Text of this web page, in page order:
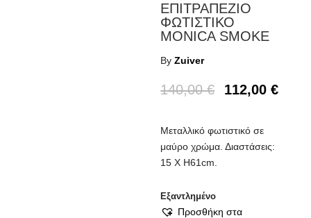
ΕΠΙΤΡΑΠΕΖΙΟ
ΦΩΤΙΣΤΙΚΟ
MONICA SMOKE
ByZuiver
140,00€ 112,00€
Μεταλλικό φωτιστικό σε
μαύρο χρώμα. Διαστάσεις:
15 Χ Η61cm.
Εξαντλημένο
Προσθήκη στα